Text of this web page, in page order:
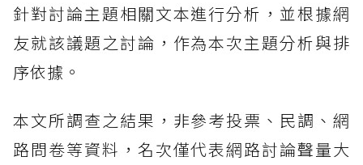
針對討論主題相關文本進行分析，並根據網
友就該議題之討論，作為本次主題分析與排
序依據。
本文所調查之結果，非參考投票、民調、網
路問卷等資料，名次僅代表網路討論聲量大